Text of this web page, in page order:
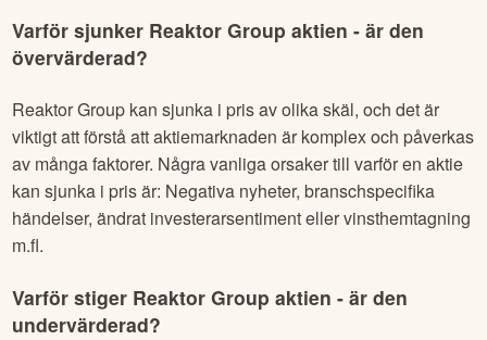
Varför sjunker Reaktor Group aktien - är den
övervärderad?
Reaktor Group kan sjunka i pris av olika skäl, och det är
viktigt att förstå att aktiemarknaden är komplex och påverkas
av många faktorer. Några vanliga orsaker till varför en aktie
kan sjunka i pris är: Negativa nyheter, branschspecifika
händelser, ändrat investerarsentiment eller vinsthemtagning
m.fl.
Varför stiger Reaktor Group aktien - är den
undervärderad?